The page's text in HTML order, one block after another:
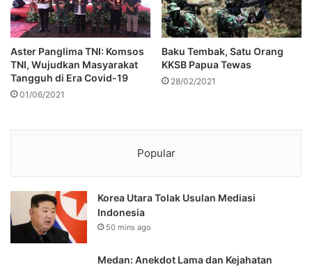
Aster Panglima TNI: Komsos
TNI, Wujudkan Masyarakat
Tangguh di Era Covid-19
01/06/2021
Baku Tembak, Satu Orang
KKSB Papua Tewas
28/02/2021
Popular
Korea Utara Tolak Usulan Mediasi
Indonesia
50 mins ago
Medan: Anekdot Lama dan Kejahatan